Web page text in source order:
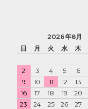
2026年8月
日
月 火 水 木
2
3 4 5 6
9
10 11 12 13
16
17 18 19 20
23
24 25 26 27